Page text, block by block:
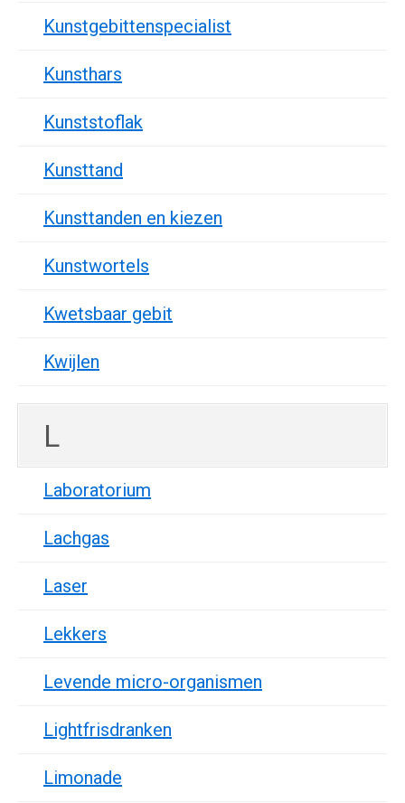
Kunstgebittenspecialist
Kunsthars
Kunststoflak
Kunsttand
Kunsttanden en kiezen
Kunstwortels
Kwetsbaar gebit
Kwijlen
L
Laboratorium
Lachgas
Laser
Lekkers
Levende micro-organismen
Lightfrisdranken
Limonade